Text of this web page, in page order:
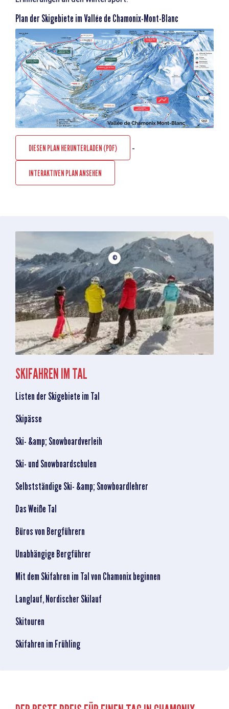
Plan der Skigebiete im Vallée de Chamonix-Mont-Blanc
DIESEN PLAN HERUNTERLADEN (PDF) -
INTERAKTIVEN PLAN ANSEHEN
©
SKIFAHREN IM TAL
Listen der Skigebiete im Tal
Skipässe
Ski- &amp; Snowboardverleih
Ski- und Snowboardschulen
Selbstständige Ski- &amp; Snowboardlehrer
Das Weiße Tal
Büros von Bergführern
Unabhängige Bergführer
Mit dem Skifahren im Tal von Chamonix beginnen
Langlauf, Nordischer Skilauf
Skitouren
Skifahren im Frühling